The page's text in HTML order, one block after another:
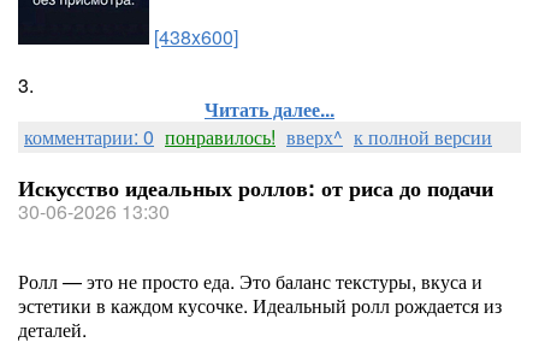
[438x600]
3.
Читать далее...
комментарии: 0 понравилось! вверх^ к полной версии
Искусство идеальных роллов: от риса до подачи
30-06-2026 13:30
Ролл — это не просто еда. Это баланс текстуры, вкуса и
эстетики в каждом кусочке. Идеальный ролл рождается из
деталей.